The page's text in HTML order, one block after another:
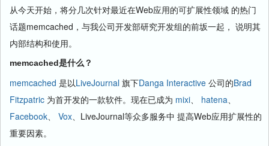
从今天开始，将分几次针对最近在Web应用的可扩展性领域 的热门
话题memcached，与我公司开发部研究开发组的前坂一起， 说明其
内部结构和使用。
memcached是什么？
memcached 是以LiveJournal 旗下Danga Interactive 公司的Brad
Fitzpatric 为首开发的一款软件。现在已成为 mixi、 hatena、
Facebook、 Vox、LiveJournal等众多服务中 提高Web应用扩展性的
重要因素。